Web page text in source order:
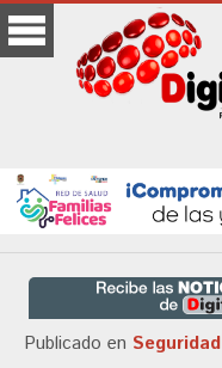
Publicado en Seguridad